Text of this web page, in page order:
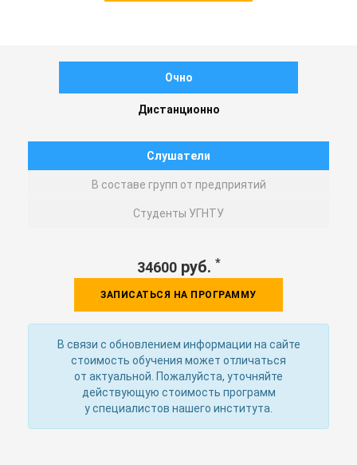
Очно
Дистанционно
Слушатели
В составе групп от предприятий
Студенты УГНТУ
34600руб. *
ЗАПИСАТЬСЯ НА ПРОГРАММУ
В связи с обновлением информации на сайте
стоимость обучения может отличаться
от актуальной. Пожалуйста, уточняйте
действующую стоимость программ
у специалистов нашего института.